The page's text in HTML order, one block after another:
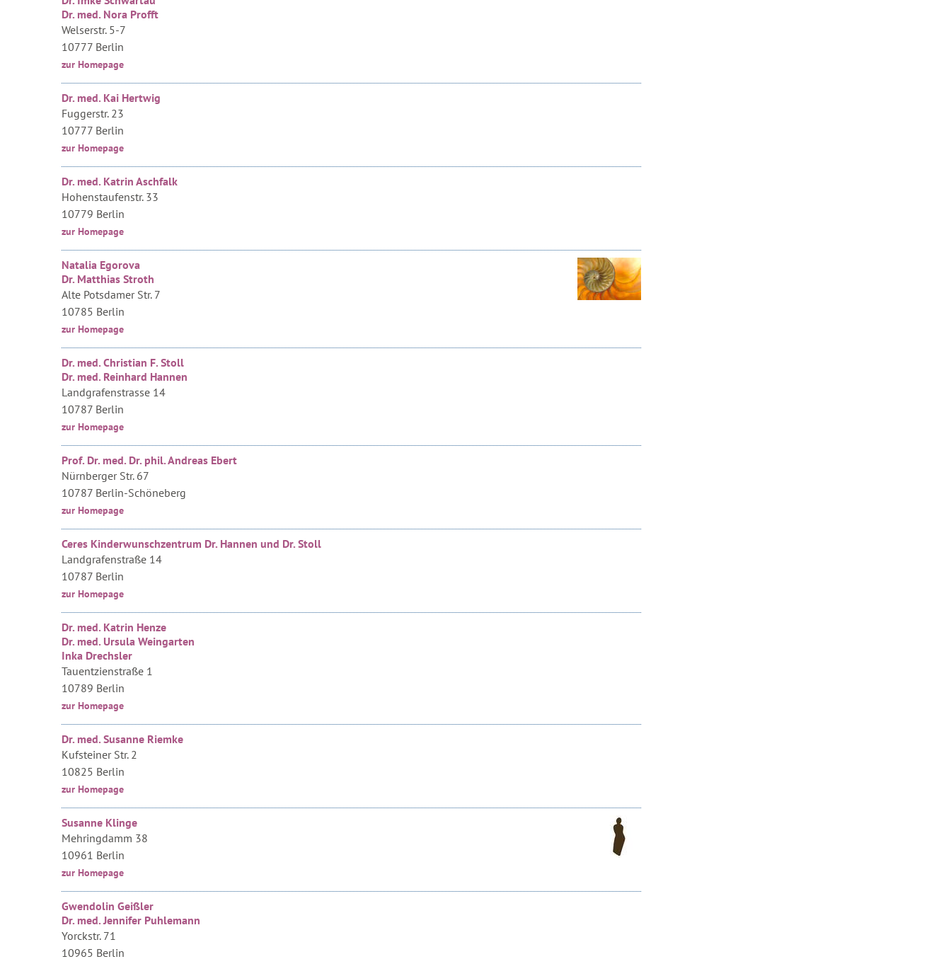
Dr. med. Nora Profft
Welserstr. 5-7
10777 Berlin
zur Homepage
Dr. med. Kai Hertwig
Fuggerstr. 23
10777 Berlin
zur Homepage
Dr. med. Katrin Aschfalk
Hohenstaufenstr. 33
10779 Berlin
zur Homepage
Natalia Egorova
Dr. Matthias Stroth
Alte Potsdamer Str. 7
10785 Berlin
zur Homepage
Dr. med. Christian F. Stoll
Dr. med. Reinhard Hannen
Landgrafenstrasse 14
10787 Berlin
zur Homepage
Prof. Dr. med. Dr. phil. Andreas Ebert
Nürnberger Str. 67
10787 Berlin-Schöneberg
zur Homepage
Ceres Kinderwunschzentrum Dr. Hannen und Dr. Stoll
Landgrafenstraße 14
10787 Berlin
zur Homepage
Dr. med. Katrin Henze
Dr. med. Ursula Weingarten
Inka Drechsler
Tauentzienstraße 1
10789 Berlin
zur Homepage
Dr. med. Susanne Riemke
Kufsteiner Str. 2
10825 Berlin
zur Homepage
Susanne Klinge
Mehringdamm 38
10961 Berlin
zur Homepage
Gwendolin Geißler
Dr. med. Jennifer Puhlemann
Yorckstr. 71
10965 Berlin